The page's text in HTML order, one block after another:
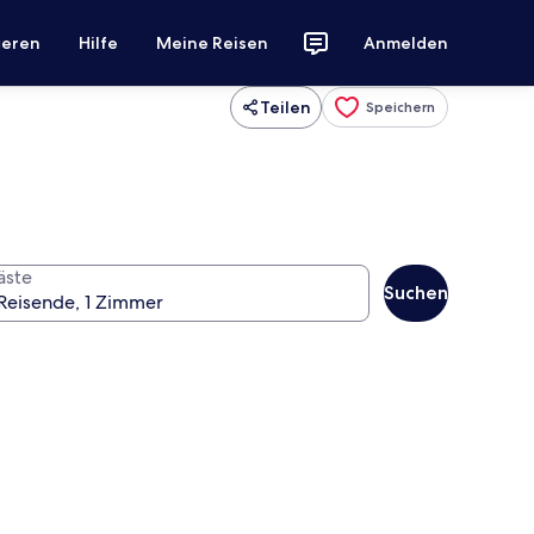
Hilfe Meine Reisen Anmelden
Teilen Speichern
Suchen